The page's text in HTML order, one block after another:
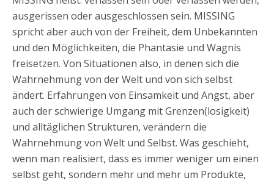
ausgerissen oder ausgeschlossen sein. MISSING
spricht aber auch von der Freiheit, dem Unbekannten
und den Möglichkeiten, die Phantasie und Wagnis
freisetzen. Von Situationen also, in denen sich die
Wahrnehmung von der Welt und von sich selbst
ändert. Erfahrungen von Einsamkeit und Angst, aber
auch der schwierige Umgang mit Grenzen(losigkeit)
und alltäglichen Strukturen, verändern die
Wahrnehmung von Welt und Selbst. Was geschieht,
wenn man realisiert, dass es immer weniger um einen
selbst geht, sondern mehr und mehr um Produkte,